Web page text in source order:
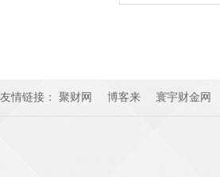
友情链接： 聚财网 博客来 寰宇财金网